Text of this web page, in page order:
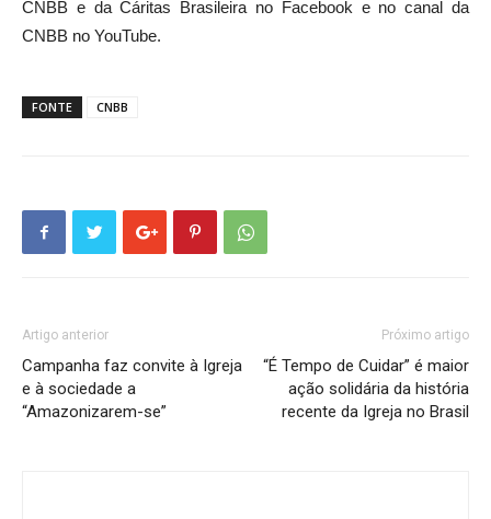
CNBB e da Cáritas Brasileira no Facebook e no canal da
CNBB no YouTube.
FONTE CNBB
Artigo anterior
Campanha faz convite à Igreja
e à sociedade a
“Amazonizarem-se”
Próximo artigo
“É Tempo de Cuidar” é maior
ação solidária da história
recente da Igreja no Brasil